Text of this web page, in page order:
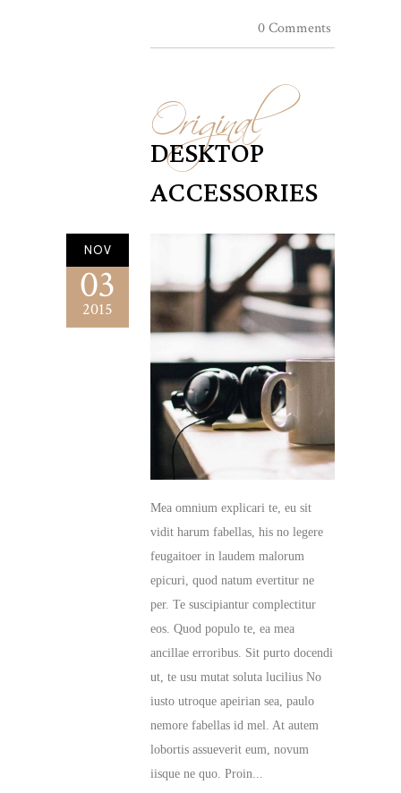
0 Comments
Original
DESKTOP
ACCESSORIES
NOV
03
2015
Mea omnium explicari te, eu sit
vidit harum fabellas, his no legere
feugaitoer in laudem malorum
epicuri, quod natum evertitur ne
per. Te suscipiantur complectitur
eos. Quod populo te, ea mea
ancillae erroribus. Sit purto docendi
ut, te usu mutat soluta lucilius No
iusto utroque apeirian sea, paulo
nemore fabellas id mel. At autem
lobortis assueverit eum, novum
iisque ne quo. Proin...